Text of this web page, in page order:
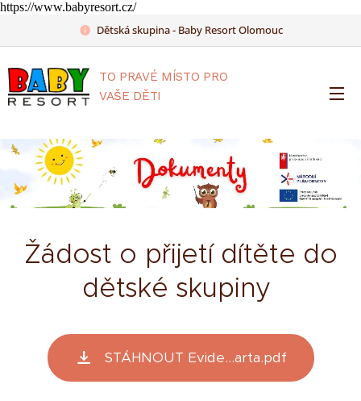
https://www.babyresort.cz/
Dětská skupina - Baby Resort Olomouc
TO PRAVÉ MÍSTO PRO
VAŠE DĚTI
Žádost o přijetí dítěte do
dětské skupiny
STÁHNOUT Evide...arta.pdf